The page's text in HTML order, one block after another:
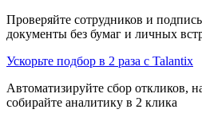
Проверяйте сотрудников и
документы без бумаг и личных
Ускорьте подбор в 2 раза с Talantix
Автоматизируйте сбор откликов,
собирайте аналитику в 2 клика